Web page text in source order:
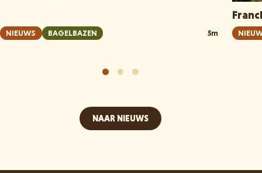
NIEUWS BAGELBAZEN 5m
NAAR NIEUWS